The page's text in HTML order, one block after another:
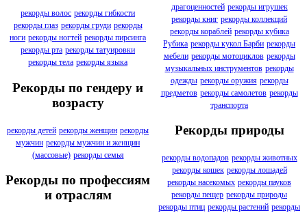
рекорды волос рекорды гибкости
рекорды глаз рекорды груди рекорды
ноги рекорды ногтей рекорды пирсинга
рекорды рта рекорды татуировки
рекорды тела рекорды языка
Рекорды по гендеру и
возрасту
рекорды детей рекорды женщин рекорды
мужчин рекорды мужчин и женщин
(массовые) рекорды семья
Рекорды по профессиям
и отраслям
драгоценностей рекорды игрушек
рекорды книг рекорды коллекций
рекорды кораблей рекорды кубика
Рубика рекорды кукол Барби рекорды
мебели рекорды мотоциклов рекорды
музыкальных инструментов рекорды
одежды рекорды оружия рекорды
предметов рекорды самолетов рекорды
транспорта
Рекорды природы
рекорды водопадов рекорды животных
рекорды кошек рекорды лошадей
рекорды насекомых рекорды пауков
рекорды пещер рекорды природы
рекорды птиц рекорды растений рекорды